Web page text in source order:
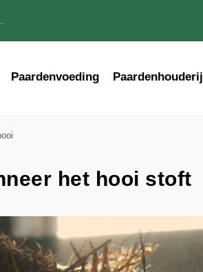
Paardenvoeding Paardenhouderij
het hooi stoft